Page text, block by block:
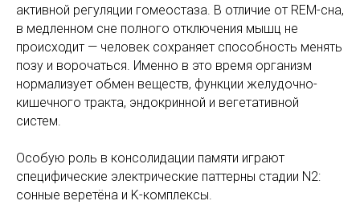
активной регуляции гомеостаза. В отличие от REM-сна,
в медленном сне полного отключения мышц не
происходит — человек сохраняет способность менять
позу и ворочаться. Именно в это время организм
нормализует обмен веществ, функции желудочно-
кишечного тракта, эндокринной и вегетативной
систем.
Особую роль в консолидации памяти играют
специфические электрические паттерны стадии N2:
сонные веретёна и K-комплексы.